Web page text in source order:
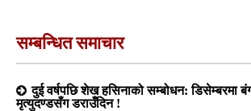
सम्बन्धित समाचार
दुई वर्षपछि शेख हसिनाको सम्बोधन: डिसेम्बरमा
मृत्युदण्डसँग डराउँदिन !